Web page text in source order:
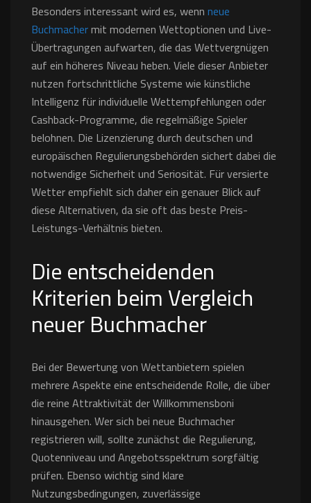
Besonders interessant wird es, wennneue
Buchmachermit modernen Wettoptionen und Live-
Übertragungen aufwarten, die das Wettvergnügen
auf ein höheres Niveau heben. Viele dieser Anbieter
nutzen fortschrittliche Systeme wie künstliche
Intelligenz für individuelle Wettempfehlungen oder
Cashback-Programme, die regelmäßige Spieler
belohnen. Die Lizenzierung durch deutschen und
europäischen Regulierungsbehörden sichert dabei die
notwendige Sicherheit und Seriosität. Für versierte
Wetter empfiehlt sich daher ein genauer Blick auf
diese Alternativen, da sie oft das beste Preis-
Leistungs-Verhältnis bieten.
Die entscheidenden
Kriterien beim Vergleich
neuer Buchmacher
Bei der Bewertung von Wettanbietern spielen
mehrere Aspekte eine entscheidende Rolle, die über
die reine Attraktivität der Willkommensboni
hinausgehen. Wer sich bei neue Buchmacher
registrieren will, sollte zunächst die Regulierung,
Quotenniveau und Angebotsspektrum sorgfältig
prüfen. Ebenso wichtig sind klare
Nutzungsbedingungen, zuverlässige